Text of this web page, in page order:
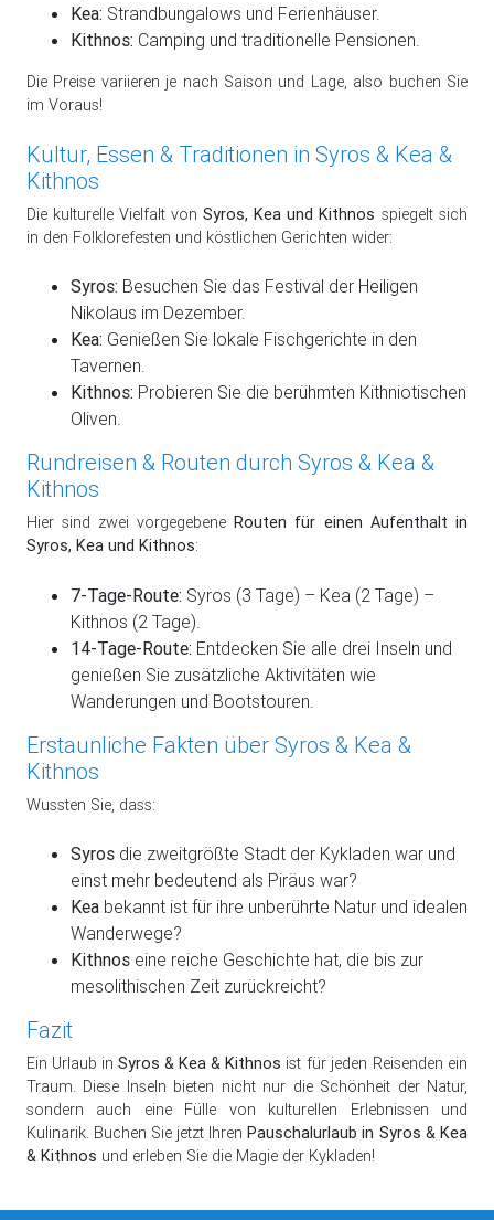
Kea: Strandbungalows und Ferienhäuser.
Kithnos: Camping und traditionelle Pensionen.
Die Preise variieren je nach Saison und Lage, also buchen Sie
im Voraus!
Kultur, Essen & Traditionen in Syros & Kea &
Kithnos
Die kulturelle Vielfalt von Syros, Kea und Kithnos spiegelt sich
in den Folklorefesten und köstlichen Gerichten wider:
Syros: Besuchen Sie das Festival der Heiligen
Nikolaus im Dezember.
Kea: Genießen Sie lokale Fischgerichte in den
Tavernen.
Kithnos: Probieren Sie die berühmten Kithniotischen
Oliven.
Rundreisen & Routen durch Syros & Kea &
Kithnos
Hier sind zwei vorgegebene Routen für einen Aufenthalt in
Syros, Kea und Kithnos:
7-Tage-Route: Syros (3 Tage) – Kea (2 Tage) –
Kithnos (2 Tage).
14-Tage-Route: Entdecken Sie alle drei Inseln und
genießen Sie zusätzliche Aktivitäten wie
Wanderungen und Bootstouren.
Erstaunliche Fakten über Syros & Kea &
Kithnos
Wussten Sie, dass:
Syros die zweitgrößte Stadt der Kykladen war und
einst mehr bedeutend als Piräus war?
Kea bekannt ist für ihre unberührte Natur und idealen
Wanderwege?
Kithnos eine reiche Geschichte hat, die bis zur
mesolithischen Zeit zurückreicht?
Fazit
Ein Urlaub in Syros & Kea & Kithnos ist für jeden Reisenden ein
Traum. Diese Inseln bieten nicht nur die Schönheit der Natur,
sondern auch eine Fülle von kulturellen Erlebnissen und
Kulinarik. Buchen Sie jetzt Ihren Pauschalurlaub in Syros & Kea
& Kithnos und erleben Sie die Magie der Kykladen!